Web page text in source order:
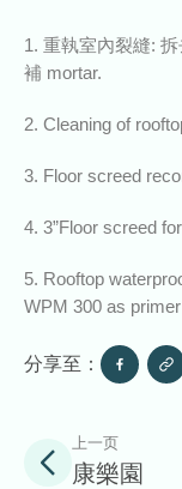
1. 重執室內裂縫:
補 mortar.
2. Cleaning of
3. Floor screed
4. 3”Floor screed
5. Rooftop
WPM 300 as
分享至：
上一页
康樂園